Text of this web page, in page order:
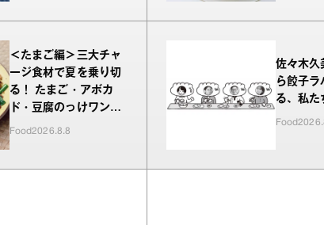
＜たまご編＞三大チャ
ージ食材で夏を乗り切
る！ たまご・アボカ
ド・豆腐のっけワンプ
レート
Food2026.8.8
佐々木久
ら餃子ラ
る、私た
Food